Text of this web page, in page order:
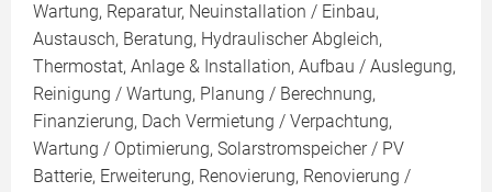
Wartung, Reparatur, Neuinstallation / Einbau,
Austausch, Beratung, Hydraulischer Abgleich,
Thermostat, Anlage & Installation, Aufbau / Auslegung,
Reinigung / Wartung, Planung / Berechnung,
Finanzierung, Dach Vermietung / Verpachtung,
Wartung / Optimierung, Solarstromspeicher / PV
Batterie, Erweiterung, Renovierung, Renovierung /